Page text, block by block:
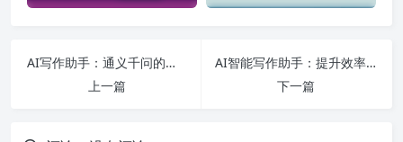
AI写作助手：通义千问的智能文案生成能力
上一篇
AI智能写作助手：提升效率创意质量
下一篇